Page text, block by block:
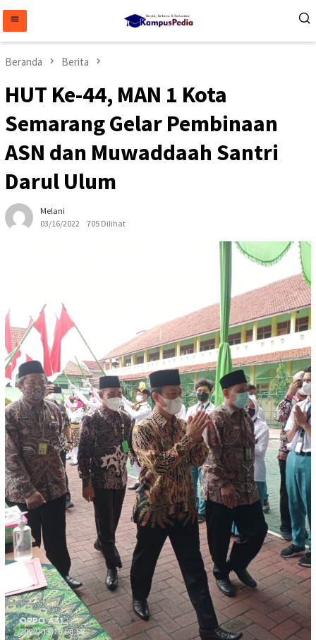
konten
Beranda Berita
HUT Ke-44, MAN 1 Kota
Semarang Gelar Pembinaan
ASN dan Muwaddaah Santri
Darul Ulum
Melani
03/16/2022
705 Dilihat